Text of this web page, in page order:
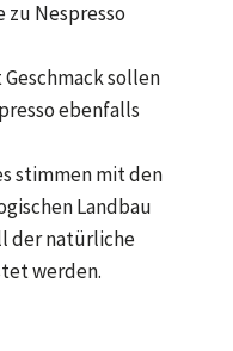
Nespresso
sollen
ebenfalls
stimmen mit den
Landbau
der natürliche
werden.